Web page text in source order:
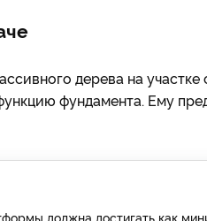
дерева на
фундамента. Ему
должна достигать как